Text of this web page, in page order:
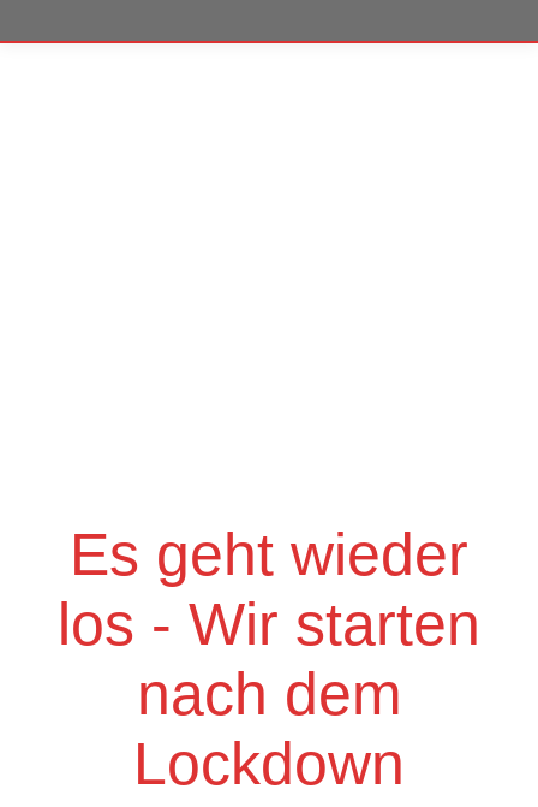
Es geht wieder
los - Wir starten
nach dem
Lockdown